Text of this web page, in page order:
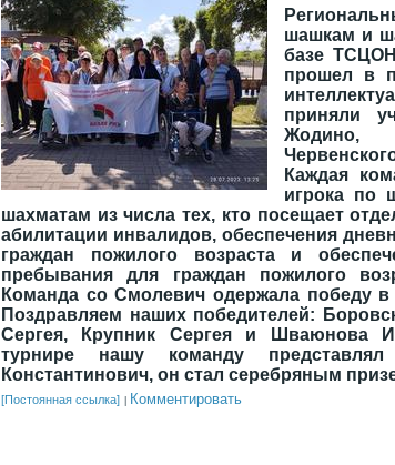
шашкам и
базе
прошел в
приняли
Жодино,
Каждая
игрока по
шахматам из числа тех, кто посещает
абилитации инвалидов, обеспечения
граждан пожилого возраста и
пребывания для граждан пожилого
Команда со Смолевич одержала победу
Поздравляем наших победителей:
Сергея, Крупник Сергея и Шваюнова
турнире нашу команду
Константинович, он стал серебряным
[Постоянная ссылка] Комментировать